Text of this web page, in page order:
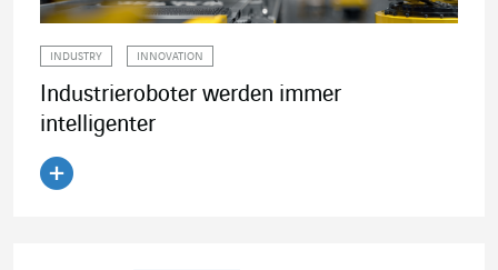
INDUSTRY INNOVATION
Industrieroboter werden immer
intelligenter